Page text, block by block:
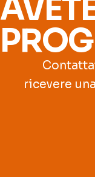
ricevere